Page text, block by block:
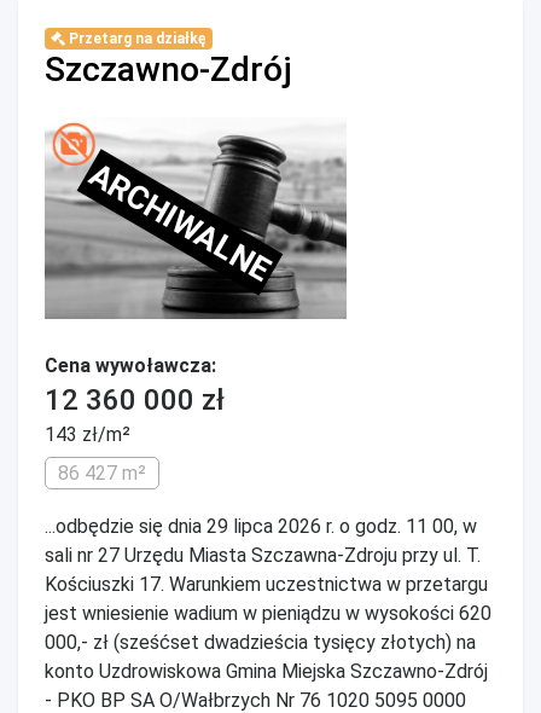
Przetarg na działkę
Szczawno-Zdrój
ARCHIWALNE
Cena wywoławcza:
12 360 000 zł
143 zł/m²
86 427 m²
...odbędzie się dnia 29 lipca 2026 r. o godz. 11 00, w
sali nr 27 Urzędu Miasta Szczawna-Zdroju przy ul. T.
Kościuszki 17. Warunkiem uczestnictwa w przetargu
jest wniesienie wadium w pieniądzu w wysokości 620
000,- zł (sześćset dwadzieścia tysięcy złotych) na
konto Uzdrowiskowa Gmina Miejska Szczawno-Zdrój
- PKO BP SA O/Wałbrzych Nr 76 1020 5095 0000